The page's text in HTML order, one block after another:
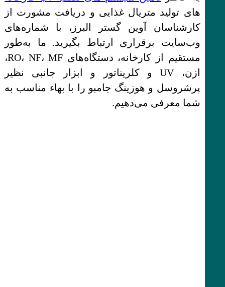
‌های تولید متریال غذایی و دریافت مشورت از
کارشناسان آوین گستر البرز، با شماره‌های
وب‌سایت برقراری ارتباط بگیرید. ما به‌طور
مستقیم از کارخانه، دستگاه‌های RO، NF، MF،
ازن، UV و کلریناتور و ابزار جانبی نظیر
پرشروسل و هوزینگ جامبو را با بهاء مناسب به
شما معرفی می‌دهیم.